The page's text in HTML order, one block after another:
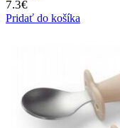
7.3€
Pridať do košíka